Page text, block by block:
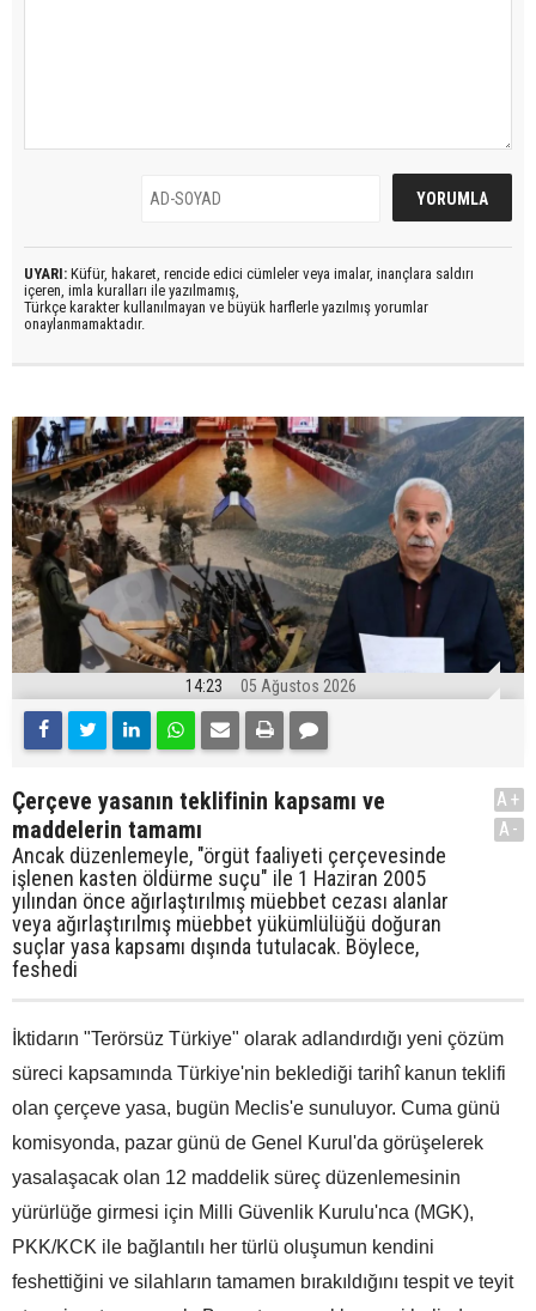
UYARI: Küfür, hakaret, rencide edici cümleler veya imalar, inançlara saldırı
içeren, imla kuralları ile yazılmamış,
Türkçe karakter kullanılmayan ve büyük harflerle yazılmış yorumlar
onaylanmamaktadır.
14:23 05 Ağustos 2026
Çerçeve yasanın teklifinin kapsamı ve
maddelerin tamamı
Ancak düzenlemeyle, "örgüt faaliyeti çerçevesinde
işlenen kasten öldürme suçu" ile 1 Haziran 2005
yılından önce ağırlaştırılmış müebbet cezası alanlar
veya ağırlaştırılmış müebbet yükümlülüğü doğuran
suçlar yasa kapsamı dışında tutulacak. Böylece,
feshedi
A+
A-
İktidarın "Terörsüz Türkiye" olarak adlandırdığı yeni çözüm
süreci kapsamında Türkiye'nin beklediği tarihî kanun teklifi
olan çerçeve yasa, bugün Meclis'e sunuluyor. Cuma günü
komisyonda, pazar günü de Genel Kurul'da görüşelerek
yasalaşacak olan 12 maddelik süreç düzenlemesinin
yürürlüğe girmesi için Milli Güvenlik Kurulu'nca (MGK),
PKK/KCK ile bağlantılı her türlü oluşumun kendini
feshettiğini ve silahların tamamen bırakıldığını tespit ve teyit